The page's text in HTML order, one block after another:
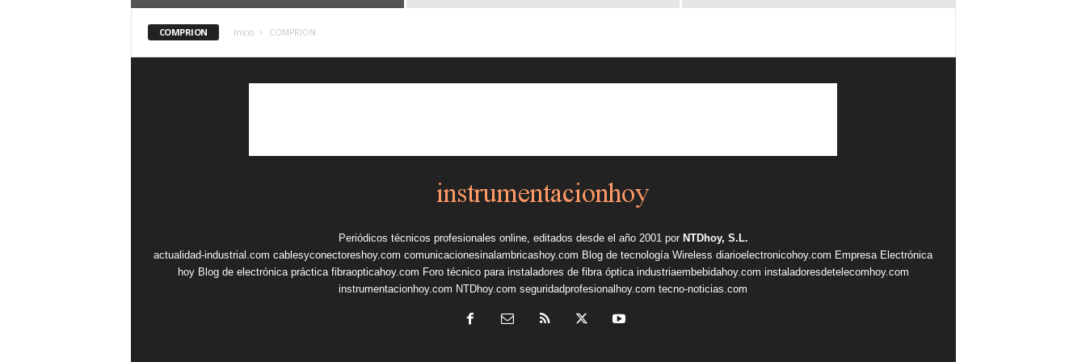
COMPRION Inicio COMPRION
Periódicos técnicos profesionales online, editados desde el año 2001 por NTDhoy, S.L.
actualidad-industrial.com cablesyconectoreshoy.com comunicacionesinalambricashoy.com Blog de tecnología Wireless diarioelectronicohoy.com Empresa Electrónica
hoy Blog de electrónica práctica fibraopticahoy.com Foro técnico para instaladores de fibra óptica industriaembebidahoy.com instaladoresdetelecomhoy.com
instrumentacionhoy.com NTDhoy.com seguridadprofesionalhoy.com tecno-noticias.com